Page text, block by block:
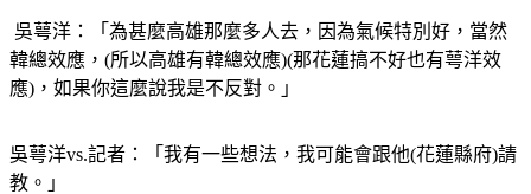
吳萼洋：「為甚麼高雄那麼多人去，因為氣候特別好，當然
韓總效應，(所以高雄有韓總效應)(那花蓮搞不好也有萼洋效
應)，如果你這麼說我是不反對。」
吳萼洋vs.記者：「我有一些想法，我可能會跟他(花蓮縣府)請
教。」